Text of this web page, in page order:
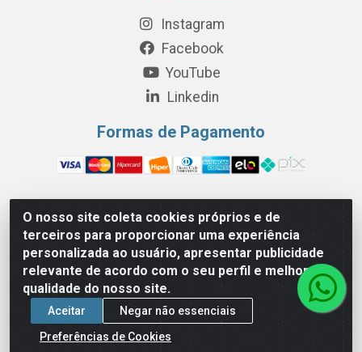
O nosso site coleta cookies próprios e de
terceiros para proporcionar uma experiência
personalizada ao usuário, apresentar publicidade
relevante de acordo com o seu perfil e melhorar a
qualidade do nosso site.
Aceitar
Negar não essenciais
Preferências de Cookies
Instagram
Facebook
YouTube
Linkedin
Formas de Pagamento
Perola Distribuição e Logística S/A - Av. Anhanguera km 24 N°
200 Bloco 12-A -Jardim Jaraguá, São Paulo/SP - Cep 05.275-
000 - CNPJ 06.204.131/0001-77